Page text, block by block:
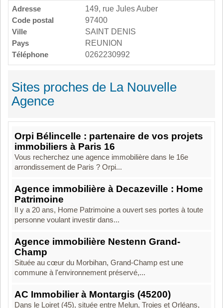
Adresse
149, rue Jules Auber
Code postal
97400
Ville
SAINT DENIS
Pays
REUNION
Téléphone
0262230992
Sites proches de La Nouvelle
Agence
Orpi Bélincelle : partenaire de vos projets
immobiliers à Paris 16
Vous recherchez une agence immobilière dans le 16e
arrondissement de Paris ? Orpi...
Agence immobilière à Decazeville : Home
Patrimoine
Il y a 20 ans, Home Patrimoine a ouvert ses portes à toute
personne voulant investir dans...
Agence immobilière Nestenn Grand-
Champ
Située au cœur du Morbihan, Grand-Champ est une
commune à l'environnement préservé,...
AC Immobilier à Montargis (45200)
Dans le Loiret (45), située entre Melun, Troies et Orléans,